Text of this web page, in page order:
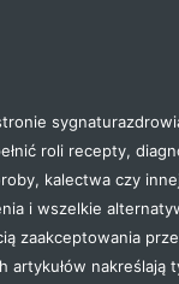
roli recepty,
kalectwa czy
i wszelkie
zaakceptowania
artykułów nakreślają